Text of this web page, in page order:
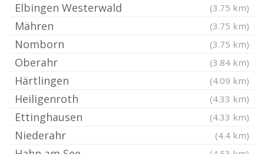
Elbingen Westerwald (3.75 km)
Mähren (3.75 km)
Nomborn (3.75 km)
Oberahr (3.84 km)
Härtlingen (4.09 km)
Heiligenroth (4.33 km)
Ettinghausen (4.33 km)
Niederahr (4.4 km)